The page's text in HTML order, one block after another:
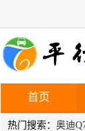
首页
热门搜索： 奥迪